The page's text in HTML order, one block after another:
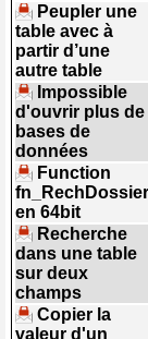
Peupler une
table avec à
partir d’une
autre table
Impossible
d'ouvrir plus de
bases de
données
Function
fn_RechDossier
en 64bit
Recherche
dans une table
sur deux
champs
Copier la
valeur d'un